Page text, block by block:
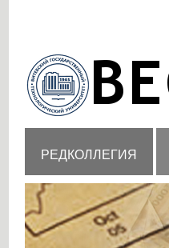
РЕДКОЛЛЕГИЯ